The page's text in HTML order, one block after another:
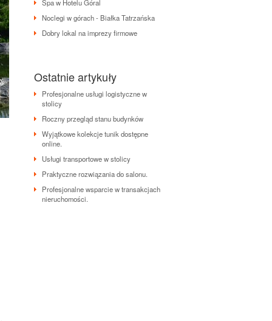
Spa w Hotelu Góral
Noclegi w górach - Białka Tatrzańska
Dobry lokal na imprezy firmowe
Ostatnie artykuły
Profesjonalne usługi logistyczne w
stolicy
Roczny przegląd stanu budynków
Wyjątkowe kolekcje tunik dostępne
online.
Usługi transportowe w stolicy
Praktyczne rozwiązania do salonu.
Profesjonalne wsparcie w transakcjach
nieruchomości.